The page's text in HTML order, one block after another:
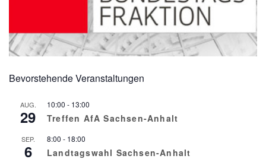
Bevorstehende Veranstaltungen
AUG.
29
10:00 - 13:00
Treffen AfA Sachsen-Anhalt
SEP.
6
8:00 - 18:00
Landtagswahl Sachsen-Anhalt